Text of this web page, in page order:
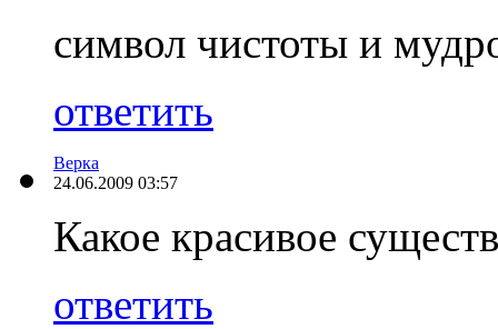
символ чистоты и
ответить
Верка
24.06.2009 03:57
Какое красивое
ответить